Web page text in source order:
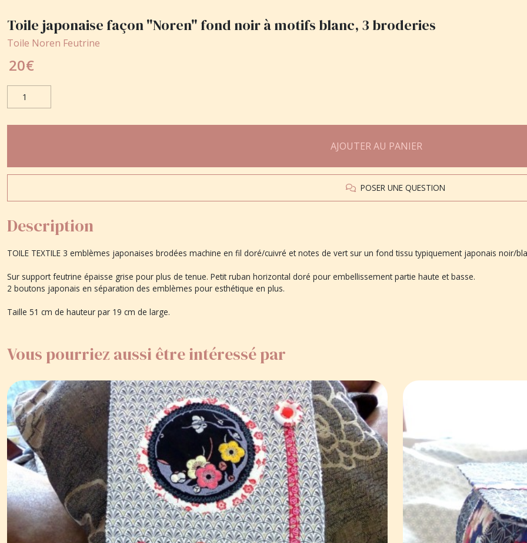
Toile japonaise façon "Noren" fond noir à motifs blanc, 3 broderies
Toile Noren Feutrine
20€
AJOUTER AU PANIER
POSER UNE QUESTION
Description
TOILE TEXTILE 3 emblèmes japonaises brodées machine en fil doré/cuivré et notes de vert sur un fond tissu typiquement japonais noir/
Sur support feutrine épaisse grise pour plus de tenue. Petit ruban horizontal doré pour embellissement partie haute et basse.
2 boutons japonais en séparation des emblèmes pour esthétique en plus.
Taille 51 cm de hauteur par 19 cm de large.
Vous pourriez aussi être intéressé par